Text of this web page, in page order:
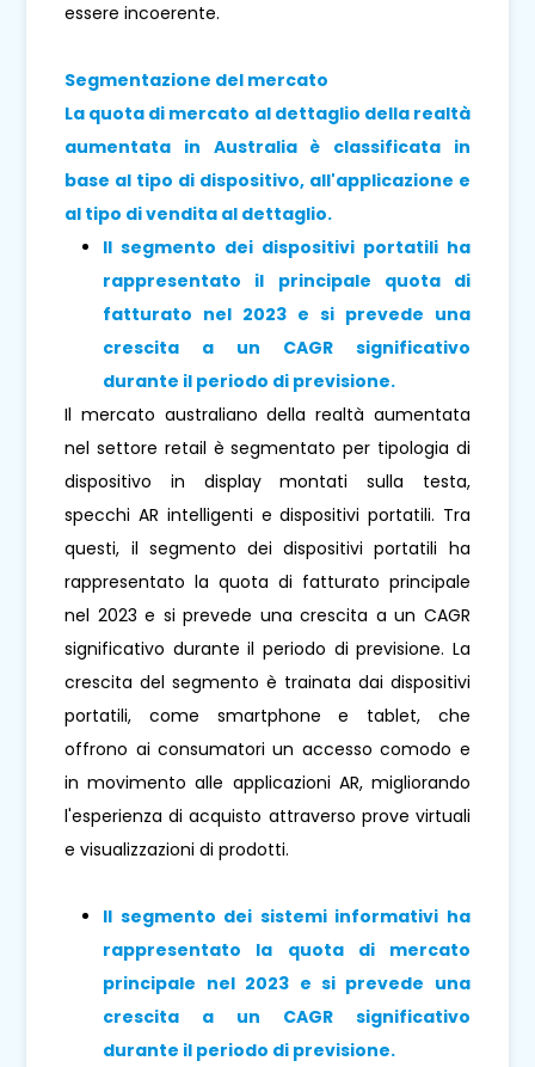
essere incoerente.
Segmentazione del mercato
La quota di mercato al dettaglio della realtà
aumentata in Australia è classificata in
base al tipo di dispositivo, all'applicazione e
al tipo di vendita al dettaglio.
Il segmento dei dispositivi portatili ha
rappresentato il principale quota di
fatturato nel 2023 e si prevede una
crescita a un CAGR significativo
durante il periodo di previsione.
Il mercato australiano della realtà aumentata
nel settore retail è segmentato per tipologia di
dispositivo in display montati sulla testa,
specchi AR intelligenti e dispositivi portatili. Tra
questi, il segmento dei dispositivi portatili ha
rappresentato la quota di fatturato principale
nel 2023 e si prevede una crescita a un CAGR
significativo durante il periodo di previsione. La
crescita del segmento è trainata dai dispositivi
portatili, come smartphone e tablet, che
offrono ai consumatori un accesso comodo e
in movimento alle applicazioni AR, migliorando
l'esperienza di acquisto attraverso prove virtuali
e visualizzazioni di prodotti.
Il segmento dei sistemi informativi ha
rappresentato la quota di mercato
principale nel 2023 e si prevede una
crescita a un CAGR significativo
durante il periodo di previsione.